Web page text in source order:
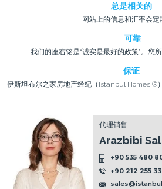
总是相关的
网站上的信息和汇率会定
可靠
我们的座右铭是“诚实是最好的政策”。您
保证
伊斯坦布尔之家房地产经纪（Istanbul Homes ®
代理销售
Arazbibi
+90 535 480
+90 212 255 33